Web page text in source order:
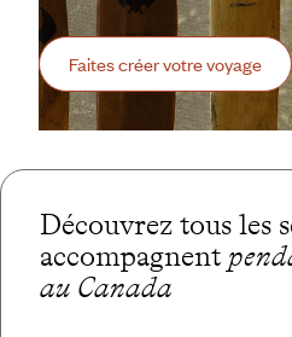
Faites créer votre voyage
Découvrez tous les
accompagnent
au Canada